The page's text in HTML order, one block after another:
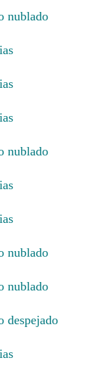
nublado
nublado
nublado
nublado
despejado